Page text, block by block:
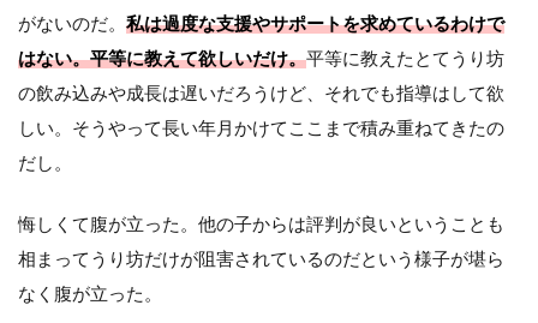
がないのだ。 私は過度な支援やサポートを求めているわけで
はない。平等に教えて欲しいだけ。平等に教えたとてうり坊
の飲み込みや成長は遅いだろうけど、それでも指導はして欲
しい。そうやって長い年月かけてここまで積み重ねてきたの
だし。
悔しくて腹が立った。他の子からは評判が良いということも
相まってうり坊だけが阻害されているのだという様子が堪ら
なく腹が立った。